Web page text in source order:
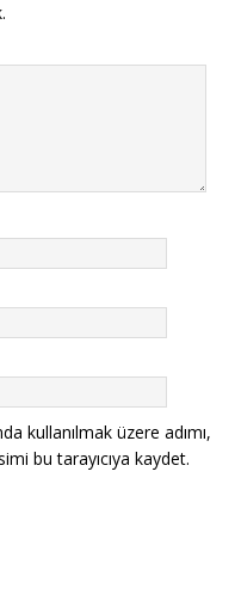
kullanılmak üzere adımı,
bu tarayıcıya kaydet.